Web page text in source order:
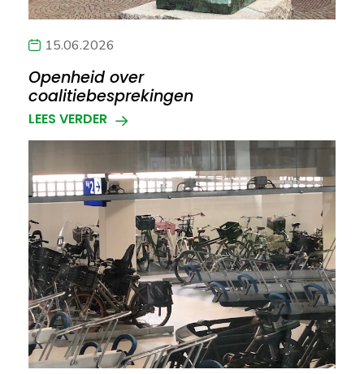
15.06.2026
Openheid over
coalitiebesprekingen
LEES VERDER